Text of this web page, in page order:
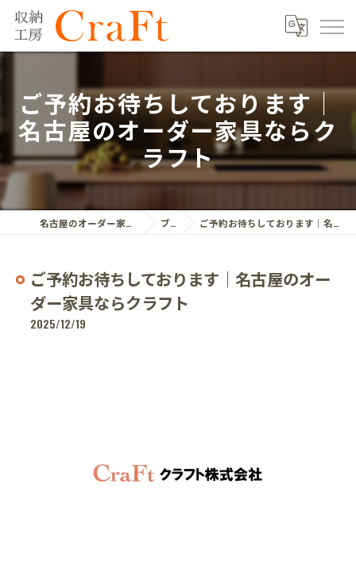
ご予約お待ちしております｜
名古屋のオーダー家具ならク
ラフト
名古屋のオーダー家具ならクラフト株式会社 ブログ ご予約お待ちしております｜名古屋のオーダー家具ならクラフト
ご予約お待ちしております｜名古屋のオー
ダー家具ならクラフト
2025/12/19